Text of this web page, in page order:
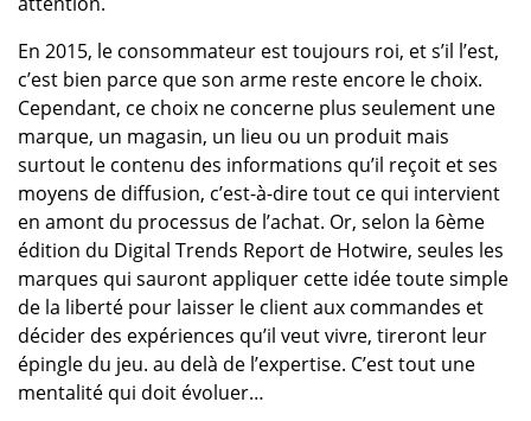
En 2015, le consommateur est toujours roi, et s’il l’est,
c’est bien parce que son arme reste encore le choix.
Cependant, ce choix ne concerne plus seulement une
marque, un magasin, un lieu ou un produit mais
surtout le contenu des informations qu’il reçoit et ses
moyens de diffusion, c’est-à-dire tout ce qui intervient
en amont du processus de l’achat. Or, selon la 6ème
édition du Digital Trends Report de Hotwire, seules les
marques qui sauront appliquer cette idée toute simple
de la liberté pour laisser le client aux commandes et
décider des expériences qu’il veut vivre, tireront leur
épingle du jeu. au delà de l’expertise. C’est tout une
mentalité qui doit évoluer…